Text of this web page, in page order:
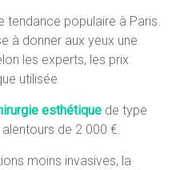
tendance populaire à Paris.
à donner aux yeux une
les experts, les prix
utilisée.
esthétique de type
de 2 000 €.
moins invasives, la